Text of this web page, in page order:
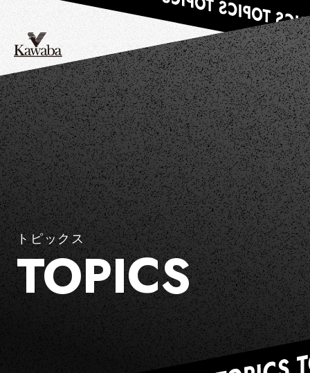
トピックス
TOPICS